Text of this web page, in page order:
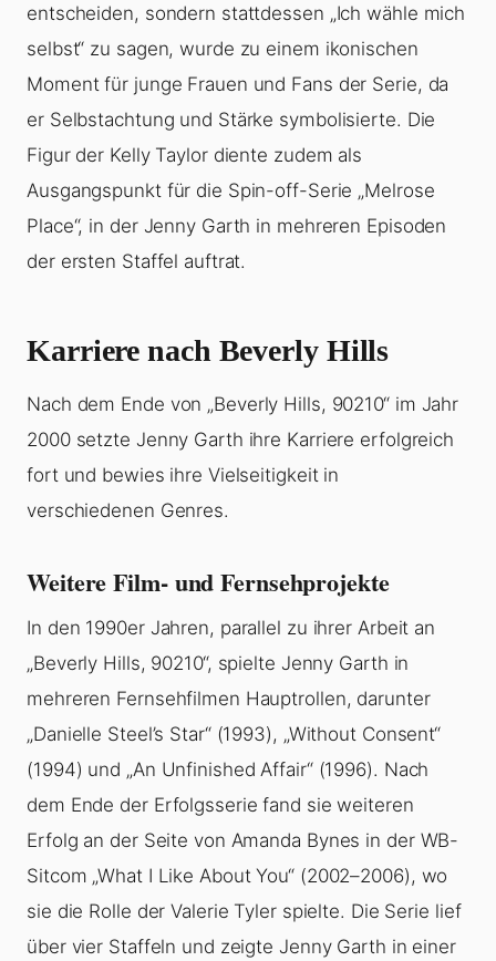
entscheiden, sondern stattdessen „Ich wähle mich
selbst“ zu sagen, wurde zu einem ikonischen
Moment für junge Frauen und Fans der Serie, da
er Selbstachtung und Stärke symbolisierte. Die
Figur der Kelly Taylor diente zudem als
Ausgangspunkt für die Spin-off-Serie „Melrose
Place“, in der Jenny Garth in mehreren Episoden
der ersten Staffel auftrat.
Karriere nach Beverly Hills
Nach dem Ende von „Beverly Hills, 90210“ im Jahr
2000 setzte Jenny Garth ihre Karriere erfolgreich
fort und bewies ihre Vielseitigkeit in
verschiedenen Genres.
Weitere Film- und Fernsehprojekte
In den 1990er Jahren, parallel zu ihrer Arbeit an
„Beverly Hills, 90210“, spielte Jenny Garth in
mehreren Fernsehfilmen Hauptrollen, darunter
„Danielle Steel’s Star“ (1993), „Without Consent“
(1994) und „An Unfinished Affair“ (1996). Nach
dem Ende der Erfolgsserie fand sie weiteren
Erfolg an der Seite von Amanda Bynes in der WB-
Sitcom „What I Like About You“ (2002–2006), wo
sie die Rolle der Valerie Tyler spielte. Die Serie lief
über vier Staffeln und zeigte Jenny Garth in einer